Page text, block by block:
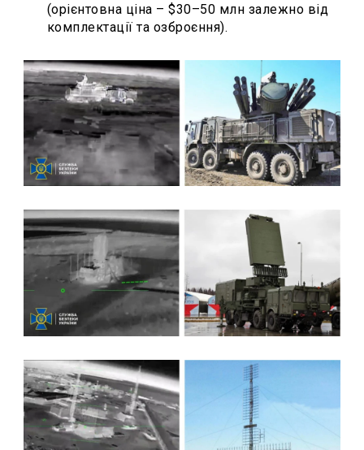
(орієнтовна ціна – $30–50 млн залежно від
комплектації та озброєння).